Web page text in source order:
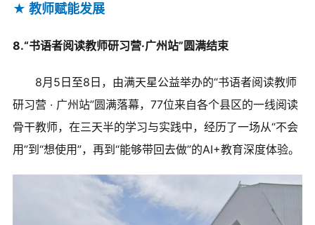
★ 教师赋能发展
8.“书语者阅读教师研习营·广州站”圆满结束
8月5日至8日，由满天星公益举办的“书语者阅读教师
研习营 · 广州站”圆满落幕，77位来自各个县区的一线阅读
骨干教师，在三天半的学习与实践中，经历了一场从“不会
用”到“想使用”，再到“能够带回去做”的AI+教育深度体验。